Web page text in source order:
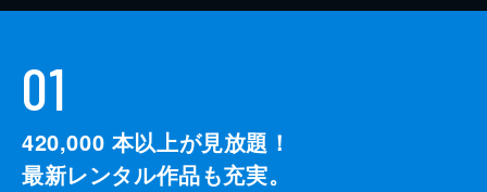
01
420,000 本以上が見放題！
最新レンタル作品も充実。